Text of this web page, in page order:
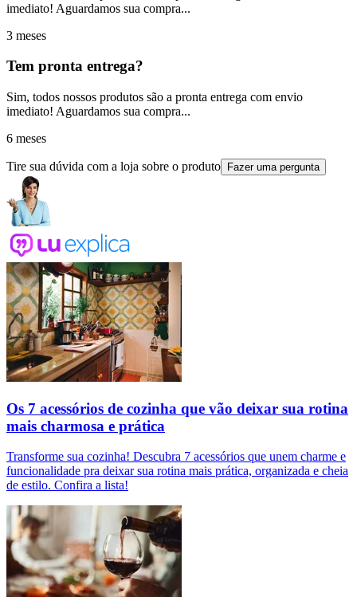
imediato! Aguardamos sua compra...
3 meses
Tem pronta entrega?
Sim, todos nossos produtos são a pronta entrega com envio
imediato! Aguardamos sua compra...
6 meses
Tire sua dúvida com a loja sobre o produto Fazer uma pergunta
Os 7 acessórios de cozinha que vão deixar sua rotina
mais charmosa e prática
Transforme sua cozinha! Descubra 7 acessórios que unem charme e
funcionalidade pra deixar sua rotina mais prática, organizada e cheia
de estilo. Confira a lista!